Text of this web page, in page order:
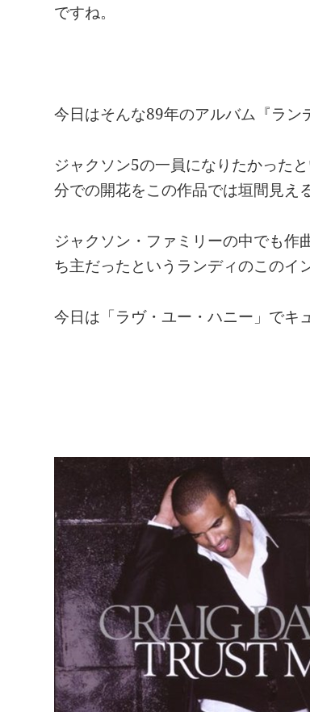
ですね。
今日はそんな89年のアルバム『ラン
ジャクソン5の一員になりたかった
分での開花をこの作品では垣間見え
ジャクソン・ファミリーの中でも作
ち主だったというランディのこのイ
今日は「ラヴ・ユー・ハニー」でキ